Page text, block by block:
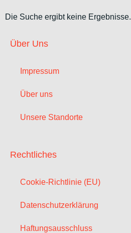
Die Suche ergibt keine Ergebnisse.
Über Uns
Impressum
Über uns
Unsere Standorte
Rechtliches
Cookie-Richtlinie (EU)
Datenschutzerklärung
Haftungsausschluss